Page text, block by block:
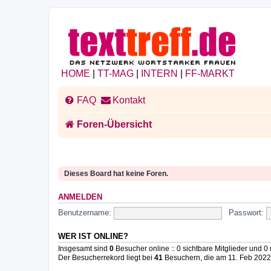
HOME TT-MAG INTERN FF-MARKT
FAQ Kontakt
Foren-Übersicht
Dieses Board hat keine Foren.
ANMELDEN
Benutzername: Passwort:
WER IST ONLINE?
Insgesamt sind 0 Besucher online :: 0 sichtbare Mitglieder und
Der Besucherrekord liegt bei 41 Besuchern, die am 11. Feb